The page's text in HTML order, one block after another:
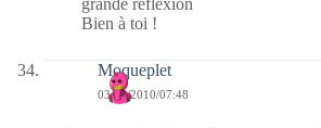
grande réflexion
Bien à toi !
Moqueplet
03/03/2010/07:48